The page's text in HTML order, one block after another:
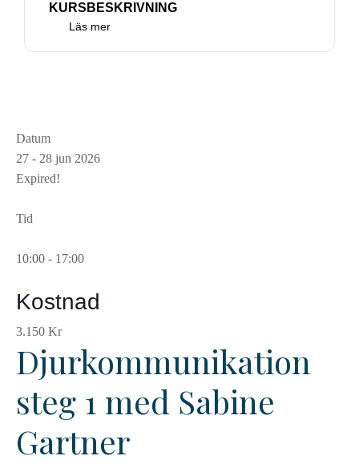
KURSBESKRIVNING
Läs mer
Datum
27 - 28 jun 2026
Expired!
Tid
10:00 - 17:00
Kostnad
3.150 Kr
Djurkommunikation
steg 1 med Sabine
Gartner
Statistik
att
hemsidans
funktionalitet
och
baserat
hur
används.
Upplevelse
För
att
vår
hemsida
ska
prestera